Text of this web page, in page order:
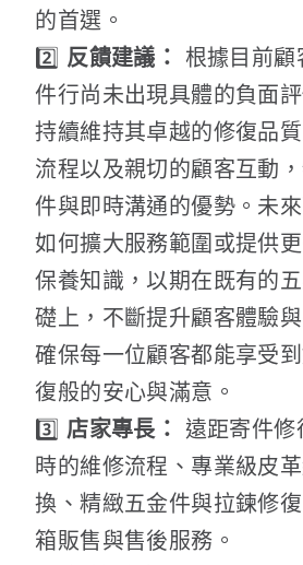
的首選。
2️⃣ 反饋建議：
根據目前顧
件行尚未出現具體的負面
持續維持其卓越的修復品
流程以及親切的顧客互動
件與即時溝通的優勢。未
如何擴大服務範圍或提供
保養知識，以期在既有的
礎上，不斷提升顧客體驗與
確保每一位顧客都能享受
復般的安心與滿意。
3️⃣ 店家專長：
遠距寄件修
時的維修流程、專業級皮
換、精緻五金件與拉鍊修
箱販售與售後服務。